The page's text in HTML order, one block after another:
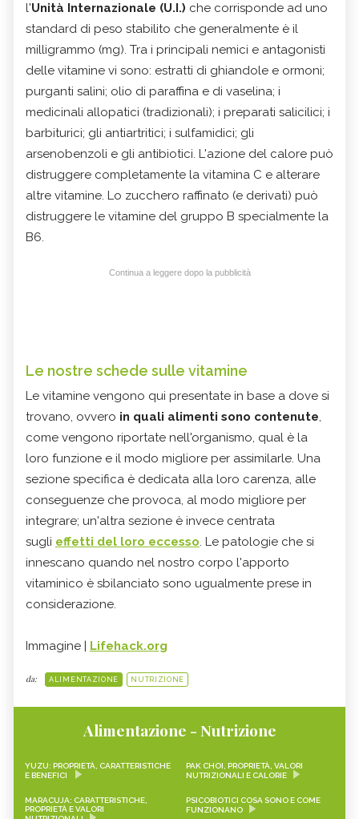
l'Unità Internazionale (U.I.) che corrisponde ad uno
standard di peso stabilito che generalmente è il
milligrammo (mg). Tra i principali nemici e antagonisti
delle vitamine vi sono: estratti di ghiandole e ormoni;
purganti salini; olio di paraffina e di vaselina; i
medicinali allopatici (tradizionali); i preparati salicilici; i
barbiturici; gli antiartritici; i sulfamidici; gli
arsenobenzoli e gli antibiotici. L'azione del calore può
distruggere completamente la vitamina C e alterare
altre vitamine. Lo zucchero raffinato (e derivati) può
distruggere le vitamine del gruppo B specialmente la
B6.
Continua a leggere dopo la pubblicità
Le nostre schede sulle vitamine
Le vitamine vengono qui presentate in base a dove si
trovano, ovvero in quali alimenti sono contenute,
come vengono riportate nell'organismo, qual è la
loro funzione e il modo migliore per assimilarle. Una
sezione specifica è dedicata alla loro carenza, alle
conseguenze che provoca, al modo migliore per
integrare; un'altra sezione è invece centrata
sugli effetti del loro eccesso. Le patologie che si
innescano quando nel nostro corpo l'apporto
vitaminico è sbilanciato sono ugualmente prese in
considerazione.
Immagine | Lifehack.org
da: ALIMENTAZIONE NUTRIZIONE
Alimentazione - Nutrizione
YUZU: PROPRIETÀ, CARATTERISTICHE
E BENEFICI
PAK CHOI, PROPRIETÀ, VALORI
NUTRIZIONALI E CALORIE
MARACUJA: CARATTERISTICHE,
PROPRIETÀ E VALORI
PSICOBIOTICI COSA SONO E COME
FUNZIONANO